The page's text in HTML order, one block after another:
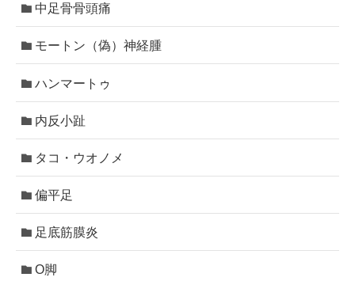
中足骨骨頭痛
モートン（偽）神経腫
ハンマートゥ
内反小趾
タコ・ウオノメ
偏平足
足底筋膜炎
O脚